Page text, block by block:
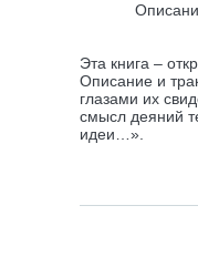
Эта книга –
Описание и
глазами их
смысл деяний
идеи…».